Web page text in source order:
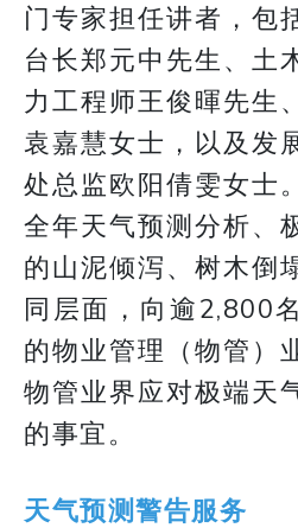
门专家担任讲者，包
台长郑元中先生、土
力工程师王俊暉先生
袁嘉慧女士，以及发
处总监欧阳倩雯女士
全年天气预测分析、
的山泥倾泻、树木倒
同层面，向逾2,800
的物业管理（物管）
物管业界应对极端天
的事宜。
天气预测警告服务